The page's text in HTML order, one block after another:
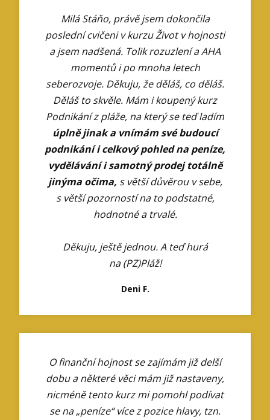
Milá Stáňo, právě jsem dokončila
poslední cvičeni v kurzu Život v hojnosti
a jsem nadšená. Tolik rozuzlení a AHA
momentů i po mnoha letech
seberozvoje. Děkuju, že děláš, co děláš.
Děláš to skvěle. Mám i koupený kurz
Podnikání z pláže, na který se teď ladím
úplně jinak a vnímám své budoucí
podnikání i celkový pohled na peníze,
vydělávání i samotný prodej totálně
jinýma očima, s větší důvěrou v sebe,
s větší pozorností na to podstatné,
hodnotné a trvalé.
Děkuju, ještě jednou. A teď hurá
na (PZ)Pláž!
Deni F.
O finanční hojnost se zajímám již delší
dobu a některé věci mám již nastaveny,
nicméně tento kurz mi pomohl podívat
se na „peníze“ více z pozice hlavy, tzn.